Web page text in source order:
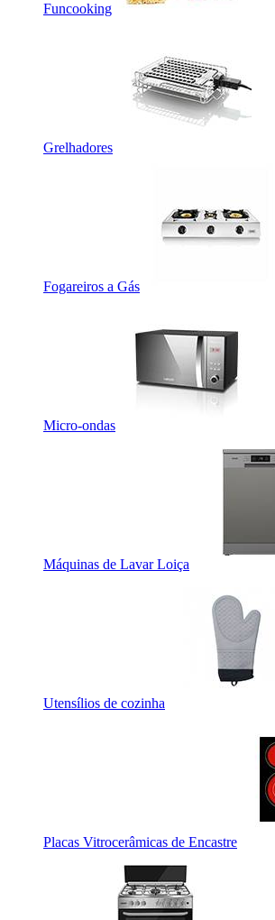
Funcooking
Grelhadores
Fogareiros a Gás
Micro-ondas
Máquinas de Lavar Loiça
Utensílios de cozinha
Placas Vitrocerâmicas de Encastre